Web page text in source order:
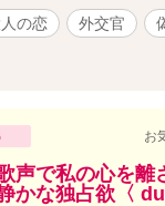
の恋 外交官
お
声で私の心を
かな独占欲〈